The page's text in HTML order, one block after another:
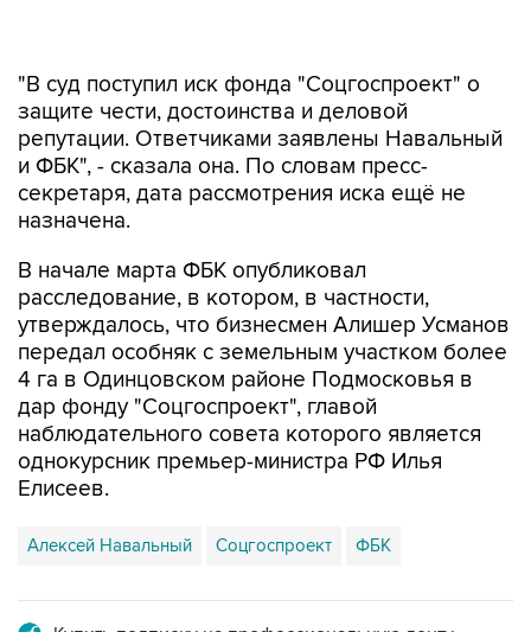
репутации. Ответчиками заявлены Навальный
и ФБК", - сказала она. По словам пресс-
секретаря, дата рассмотрения иска ещё не
назначена.
В начале марта ФБК опубликовал
утверждалось, что бизнесмен Алишер Усманов
передал особняк с земельным участком более
4 га в Одинцовском районе Подмосковья в
дар фонду "Соцгоспроект", главой
наблюдательного совета которого является
однокурсник премьер-министра РФ Илья
Елисеев.
Алексей Навальный
Подписаться на рассылку главных новостей сайта